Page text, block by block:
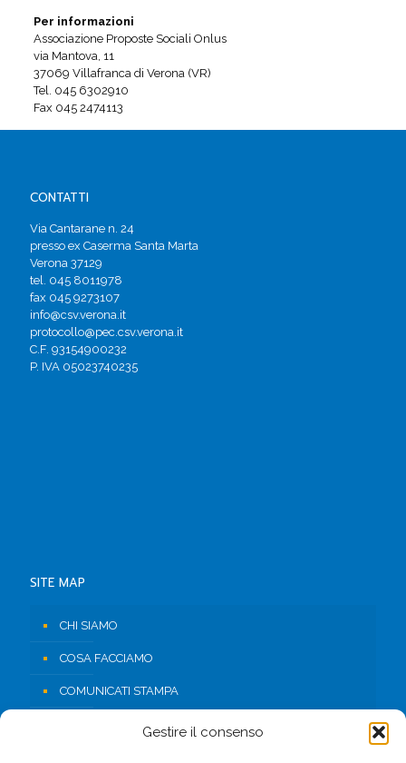
Gestire il consenso
Per informazioni
Associazione Proposte Sociali Onlus
via Mantova, 11
37069 Villafranca di Verona (VR)
Tel. 045 6302910
Fax 045 2474113
CONTATTI
Via Cantarane n. 24
presso ex Caserma Santa Marta
Verona 37129
tel. 045 8011978
fax 045 9273107
info@csv.verona.it
protocollo@pec.csv.verona.it
C.F. 93154900232
P. IVA 05023740235
SITE MAP
CHI SIAMO
COSA FACCIAMO
COMUNICATI STAMPA